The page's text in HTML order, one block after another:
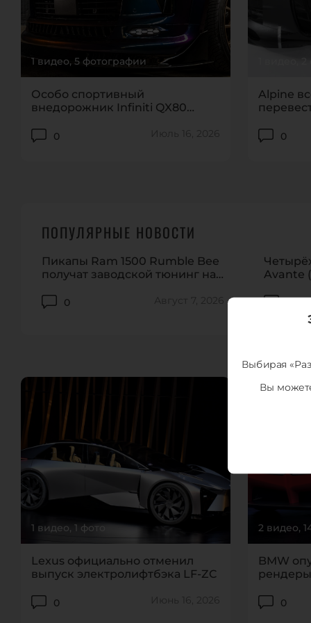
1 видео, 5 фотографии
Особо спортивный
внедорожник Infiniti QX80
0 Июль 16, 2026
Alpine
0
ПОПУЛЯРНЫЕ НОВОСТИ
Пикапы Ram 1500 Rumble Bee
получат заводской тюнинг на
0 Август 7, 2026
Avante
1 видео, 1 фото
Lexus официально отменил
выпуск электролифтбэка LF-ZC
0 Июнь 16, 2026
2 видео,
BMW
0
Выбирая
Вы